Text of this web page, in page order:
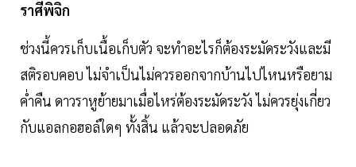
ราศีพิจิก
ช่วงนี้ควรเก็บเนื้อเก็บตัว จะทำอะไรก็ต้องระมัดระวังและมี
สติรอบคอบ ไม่จำเป็นไม่ควรออกจากบ้านไปไหนหรือยาม
ค่ำคืน ดาวราหูย้ายมาเมื่อไหร่ต้องระมัดระวัง ไม่ควรยุ่งเกี่ยว
กับแอลกอฮอล์ใดๆ ทั้งสิ้น แล้วจะปลอดภัย